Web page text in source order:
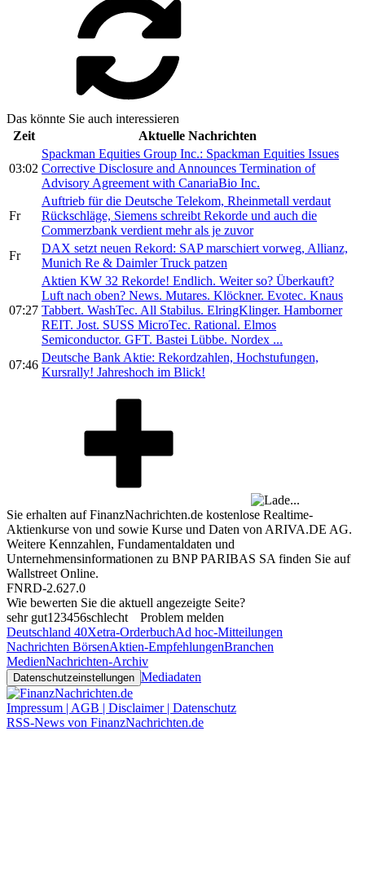
Das könnte Sie auch interessieren
Zeit
Aktuelle Nachrichten
03:02
Spackman Equities Group Inc.: Spackman Equities Issues
Corrective Disclosure and Announces Termination of
Advisory Agreement with CanariaBio Inc.
Fr
Auftrieb für die Deutsche Telekom, Rheinmetall verdaut
Rückschläge, Siemens schreibt Rekorde und auch die
Commerzbank verdient mehr als je zuvor
Fr
DAX setzt neuen Rekord: SAP marschiert vorweg, Allianz,
Munich Re & Daimler Truck patzen
07:27
Aktien KW 32 Rekorde! Endlich. Weiter so? Überkauft?
Luft nach oben? News. Mutares. Klöckner. Evotec. Knaus
Tabbert. WashTec. All Stabilus. ElringKlinger. Hamborner
REIT. Jost. SUSS MicroTec. Rational. Elmos
Semiconductor. GFT. Bastei Lübbe. Nordex ...
07:46
Deutsche Bank Aktie: Rekordzahlen, Hochstufungen,
Kursrally! Jahreshoch im Blick!
Sie erhalten auf FinanzNachrichten.de kostenlose Realtime-
Aktienkurse von und sowie Kurse und Daten von ARIVA.DE AG.
Weitere Kennzahlen, Fundamentaldaten und
Unternehmensinformationen zu BNP PARIBAS SA finden Sie auf
Wallstreet Online.
FNRD-2.627.0
Wie bewerten Sie die aktuell angezeigte Seite?
sehr gut1 23456schlecht
Problem melden
Deutschland 40Xetra-OrderbuchAd hoc-Mitteilungen
Nachrichten BörsenAktien-EmpfehlungenBranchen
MedienNachrichten-Archiv
Datenschutzeinstellungen Mediadaten
Impressum | AGB | Disclaimer | Datenschutz
RSS-News von FinanzNachrichten.de